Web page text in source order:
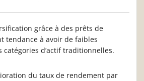
grâce à des prêts de
tendance à avoir de faibles
catégories d’actif traditionnelles.
du taux de rendement par